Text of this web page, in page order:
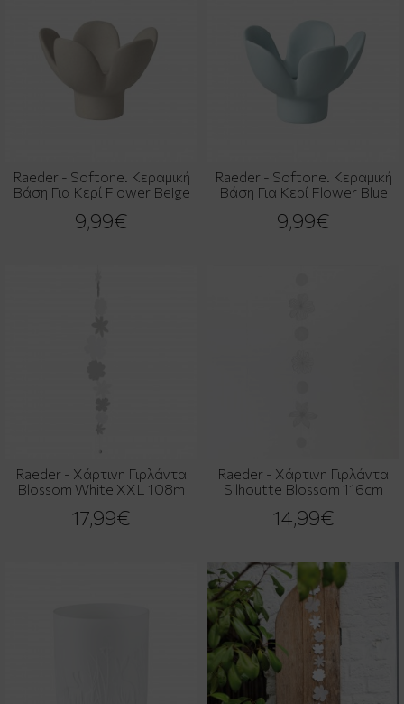
Raeder - Softone. Κεραμική
Βάση Για Κερί Flower Beige
9,99€
Raeder - Softone. Κεραμική
Βάση Για Κερί Flower Βlue
9,99€
Raeder - Χάρτινη Γιρλάντα
Blossom White XXL 108m
17,99€
Raeder - Χάρτινη Γιρλάντα
Silhoutte Blossom 116cm
14,99€